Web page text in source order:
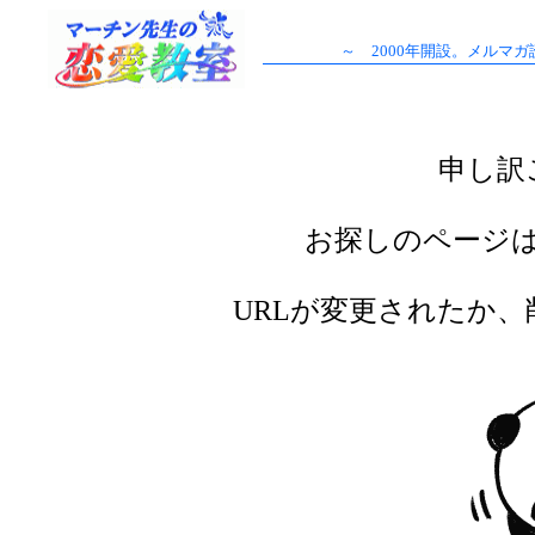
～ 2000年開設。メルマガ
申し訳
お探しのページ
URLが変更されたか